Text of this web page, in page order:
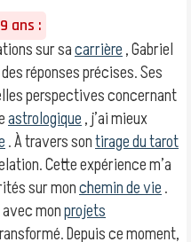
ans :
sur sacarrière, Gabriel
réponses précises. Ses
perspectives concernant
astrologique, j’ai mieux
. À travers sontirage du tarot
Cette expérience m’a
sur monchemin de vie.
monprojets
Depuis ce moment,